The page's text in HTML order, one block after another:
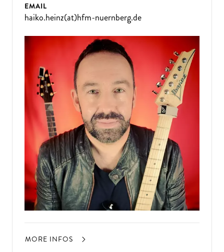
EMAIL
haiko.heinz(at)hfm-nuernberg.de
MORE INFOS